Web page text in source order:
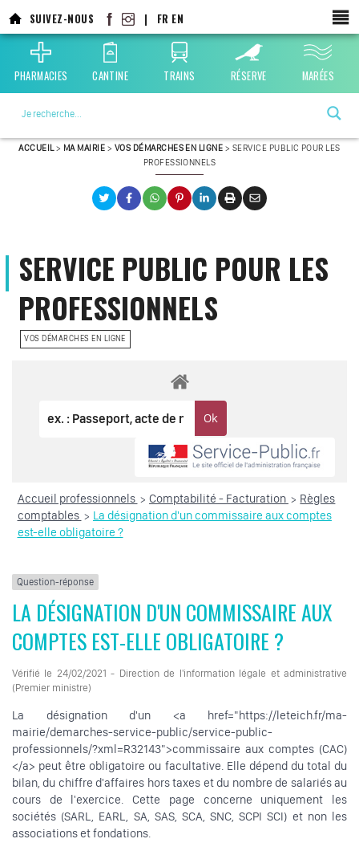
SUIVEZ-NOUS | FR EN
PHARMACIES CANTINE TRAINS RÉSERVE MARÉES
ACCUEIL> MA MAIRIE > VOS DÉMARCHES EN LIGNE > SERVICE PUBLIC POUR LES
PROFESSIONNELS
SERVICE PUBLIC POUR LES
PROFESSIONNELS
VOS DÉMARCHES EN LIGNE
Accueil professionnels > Comptabilité - Facturation > Règles
comptables > La désignation d'un commissaire aux comptes
est-elle obligatoire ?
Question-réponse
LA DÉSIGNATION D'UN COMMISSAIRE AUX
COMPTES EST-ELLE OBLIGATOIRE ?
Vérifié le 24/02/2021 - Direction de l'information légale et administrative
(Premier ministre)
La désignation d'un <a href="https://leteich.fr/ma-
mairie/demarches-service-public/service-public-
professionnels/?xml=R32143">commissaire aux comptes (CAC)
</a> peut être obligatoire ou facultative. Elle dépend du total du
bilan, du chiffre d'affaires hors taxes et du nombre de salariés au
cours de l'exercice. Cette page concerne uniquement les
sociétés (SARL, EARL, SA, SAS, SCA, SNC, SCPI SCI) et non les
associations et fondations.